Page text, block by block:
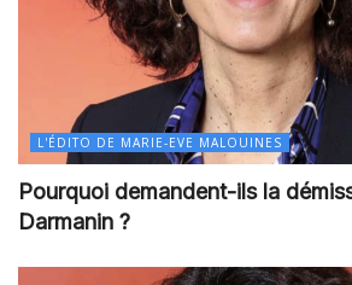
L'ÉDITO DE MARIE-EVE MALOUINES
Pourquoi demandent-ils la
Darmanin ?